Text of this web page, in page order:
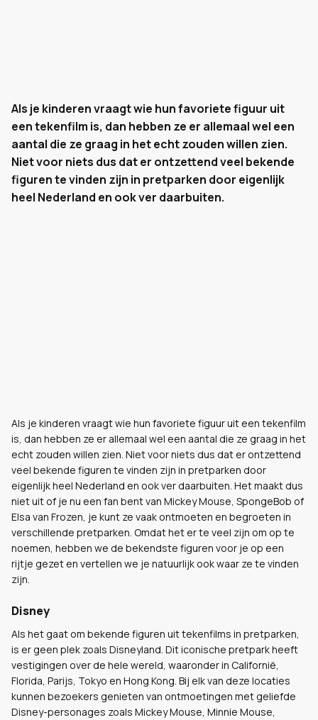
Als je kinderen vraagt wie hun favoriete figuur uit
een tekenfilm is, dan hebben ze er allemaal wel een
aantal die ze graag in het echt zouden willen zien.
Niet voor niets dus dat er ontzettend veel bekende
figuren te vinden zijn in pretparken door eigenlijk
heel Nederland en ook ver daarbuiten.
Als je kinderen vraagt wie hun favoriete figuur uit een tekenfilm
is, dan hebben ze er allemaal wel een aantal die ze graag in het
echt zouden willen zien. Niet voor niets dus dat er ontzettend
veel bekende figuren te vinden zijn in pretparken door
eigenlijk heel Nederland en ook ver daarbuiten. Het maakt dus
niet uit of je nu een fan bent van Mickey Mouse, SpongeBob of
Elsa van Frozen, je kunt ze vaak ontmoeten en begroeten in
verschillende pretparken. Omdat het er te veel zijn om op te
noemen, hebben we de bekendste figuren voor je op een
rijtje gezet en vertellen we je natuurlijk ook waar ze te vinden
zijn.
Disney
Als het gaat om bekende figuren uit tekenfilms in pretparken,
is er geen plek zoals Disneyland. Dit iconische pretpark heeft
vestigingen over de hele wereld, waaronder in Californië,
Florida, Parijs, Tokyo en Hong Kong. Bij elk van deze locaties
kunnen bezoekers genieten van ontmoetingen met geliefde
Disney-personages zoals Mickey Mouse, Minnie Mouse,